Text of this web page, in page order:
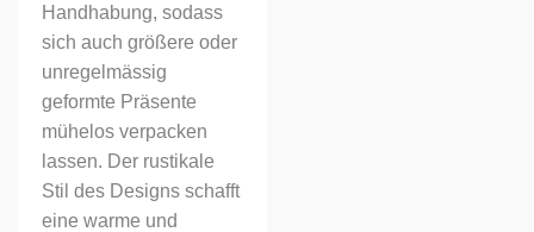
Handhabung, sodass
sich auch größere oder
unregelmässig
geformte Präsente
mühelos verpacken
lassen. Der rustikale
Stil des Designs schafft
eine warme und